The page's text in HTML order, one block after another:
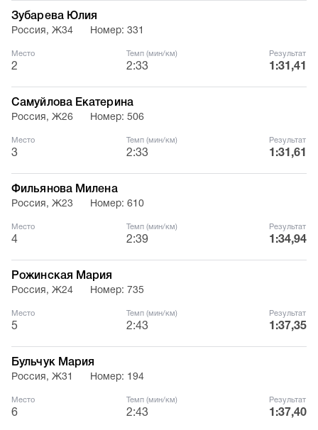
Зубарева Юлия
Россия, Ж34 Номер: 331
Место
2
Темп (мин/км)
2:33
Результат
1:31,41
Самуйлова Екатерина
Россия, Ж26 Номер: 506
Место
3
Темп (мин/км)
2:33
Результат
1:31,61
Фильянова Милена
Россия, Ж23 Номер: 610
Место
4
Темп (мин/км)
2:39
Результат
1:34,94
Рожинская Мария
Россия, Ж24 Номер: 735
Место
5
Темп (мин/км)
2:43
Результат
1:37,35
Бульчук Мария
Россия, Ж31 Номер: 194
Место
6
Темп (мин/км)
2:43
Результат
1:37,40